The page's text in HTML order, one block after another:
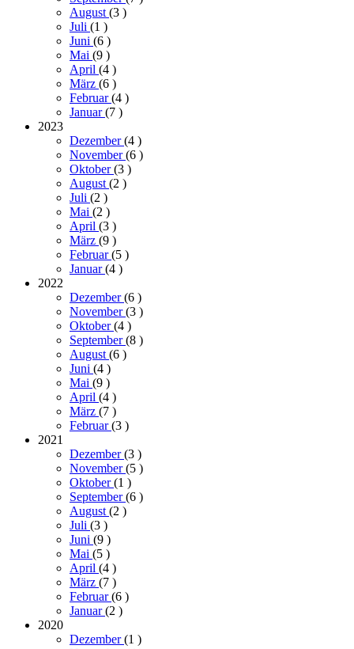
August(3 )
Juli (1 )
Juni (6 )
Mai (9 )
April (4 )
März (6 )
Februar(4 )
Januar(7 )
2023
Dezember(4 )
November(6 )
Oktober(3 )
August(2 )
Juli (2 )
Mai (2 )
April (3 )
März (9 )
Februar(5 )
Januar(4 )
2022
Dezember(6 )
November(3 )
Oktober(4 )
September(8 )
August(6 )
Juni (4 )
Mai (9 )
April (4 )
März (7 )
Februar(3 )
2021
Dezember(3 )
November(5 )
Oktober(1 )
September(6 )
August(2 )
Juli (3 )
Juni (9 )
Mai (5 )
April (4 )
März (7 )
Februar(6 )
Januar(2 )
2020
Dezember(1 )